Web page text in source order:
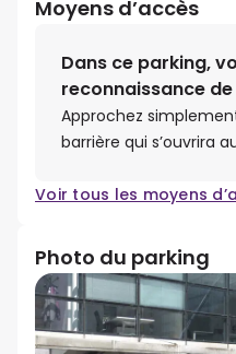
Moyens d’accès
Dans ce parking,
reconnaissance
Approchez
barrière qui s’ouvrira
Voir tous les moyens
Photo du parking